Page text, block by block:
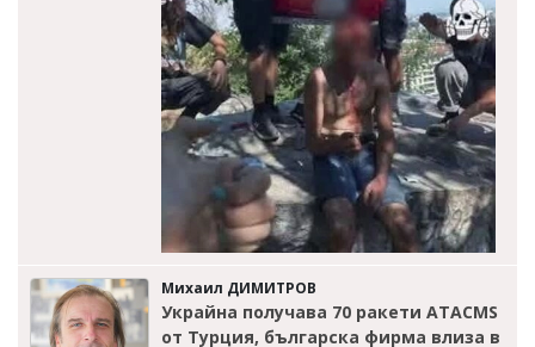
Михаил ДИМИТРОВ
Украйна получава 70 ракети ATACMS
от Турция, българска фирма влиза в